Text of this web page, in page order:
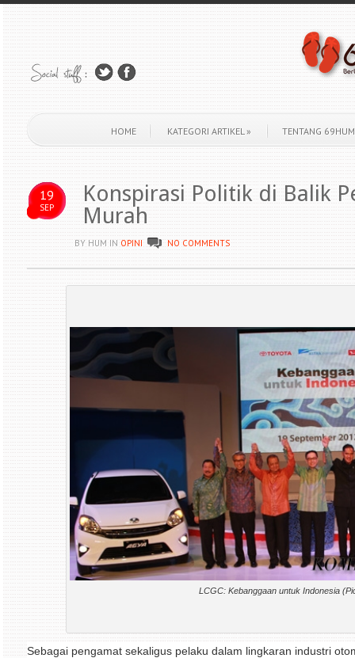
HOME KATEGORI ARTIKEL» TENTANG
19
SEP
Konspirasi Politik di Balik
Murah
BY HUM IN OPINI NO COMMENTS
LCGC: Kebanggaan untuk Indonesia
Sebagai pengamat sekaligus pelaku dalam lingkaran industri